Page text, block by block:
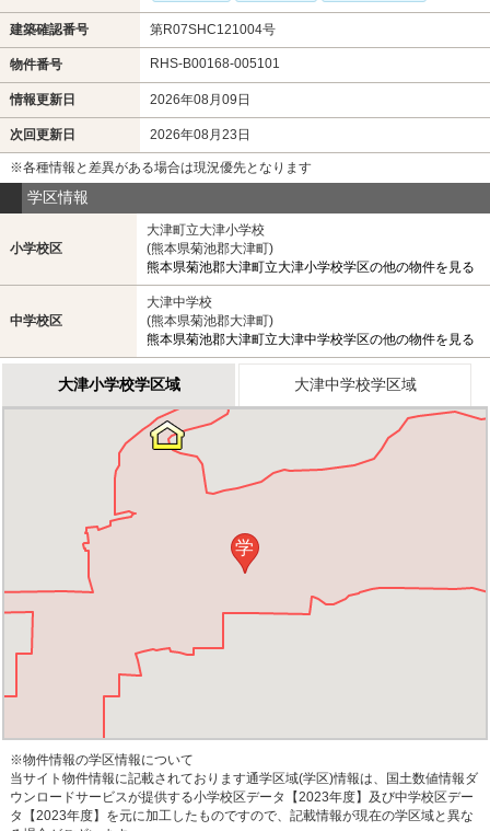
建築確認番号 第R07SHC121004号
物件番号 RHS-B00168-005101
情報更新日 2026年08月09日
次回更新日 2026年08月23日
※各種情報と差異がある場合は現況優先となります
学区情報
小学校区
大津町立大津小学校
(熊本県菊池郡大津町)
熊本県菊池郡大津町立大津小学校学区の他の物件を見る
中学校区
大津中学校
(熊本県菊池郡大津町)
熊本県菊池郡大津町立大津中学校学区の他の物件を見る
大津小学校学区域 大津中学校学区域
学
※物件情報の学区情報について
当サイト物件情報に記載されております通学区域(学区)情報は、国土数値情報ダ
ウンロードサービスが提供する小学校区データ【2023年度】及び中学校区デー
タ【2023年度】を元に加工したものですので、記載情報が現在の学区域と異な